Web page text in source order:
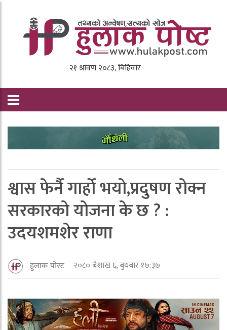
श्वास फेर्नै गार्हाे भयाे,प्रदुषण राेक्न
सरकारकाे याेजना के छ ? :
उदयशमशेर राणा
हुलाक पोस्ट २०८० बैशाख ६, बुधबार १७:३७